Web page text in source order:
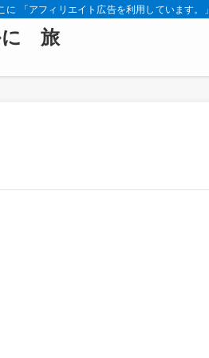
「アフィリエイト広告を利用しています。」
に 旅